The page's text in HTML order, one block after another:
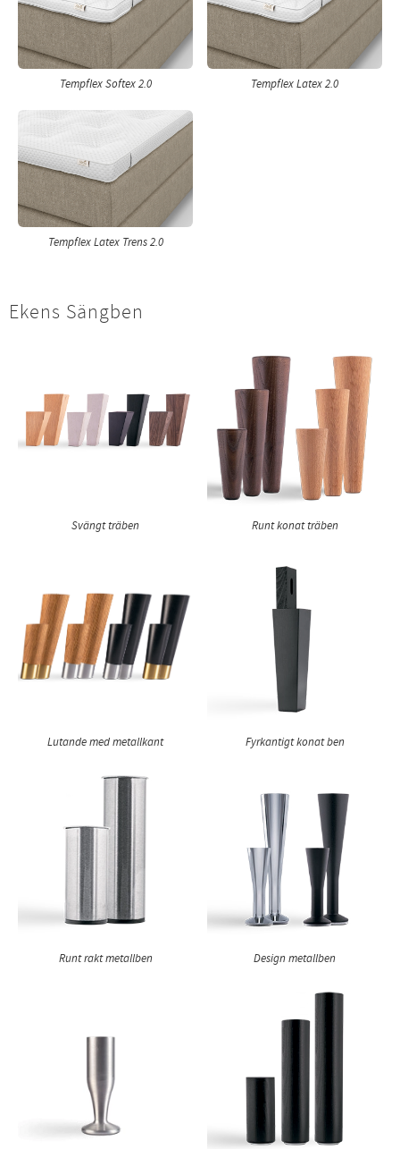
Tempflex Softex 2.0 Tempflex Latex 2.0
Tempflex Latex Trens 2.0
Ekens Sängben
Svängt träben Runt konat träben
Lutande med metallkant Fyrkantigt konat ben
Runt rakt metallben Design metallben